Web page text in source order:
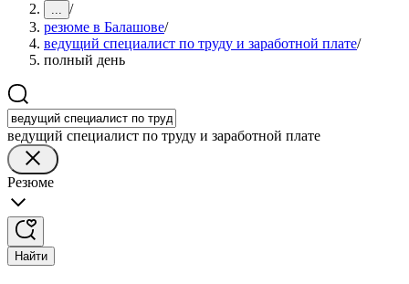
... /
резюме в Балашове/
ведущий специалист по труду и заработной плате/
полный день
ведущий специалист по труду и заработной плате
Резюме
Найти